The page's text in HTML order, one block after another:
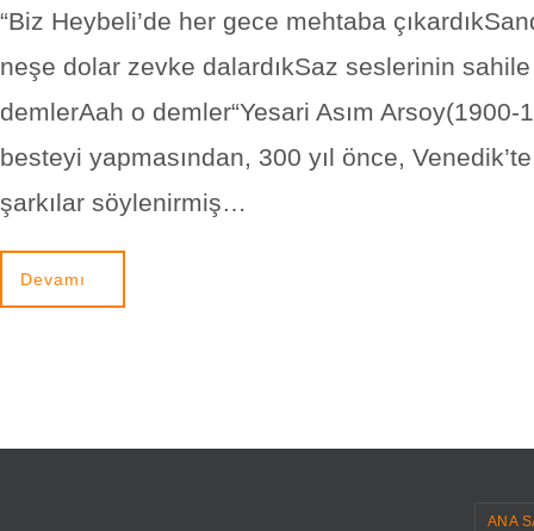
“Biz Heybeli’de her gece mehtaba
neşe dolar zevke dalardıkSaz seslerinin
demlerAah o demler“Yesari Asım Arsoy(1900-
besteyi yapmasından, 300 yıl önce,
şarkılar söylenirmiş…
Devamı
ANA